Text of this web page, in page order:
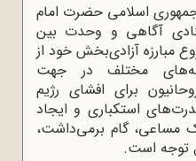
جمهوری اسلامی حضرت امام
آگاهی و وحدت بین
مبارزه آزادی‌بخش خود از
نامه‌های مختلف در جهت
برای افشای رژیم
استکباری و ایجاد
مساعی، گام برمی‌داشت،
توجه است.